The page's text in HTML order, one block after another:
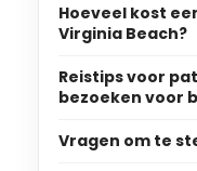
Hoeveel kost
Virginia Beach?
Reistips voor
bezoeken voor
Vragen om te